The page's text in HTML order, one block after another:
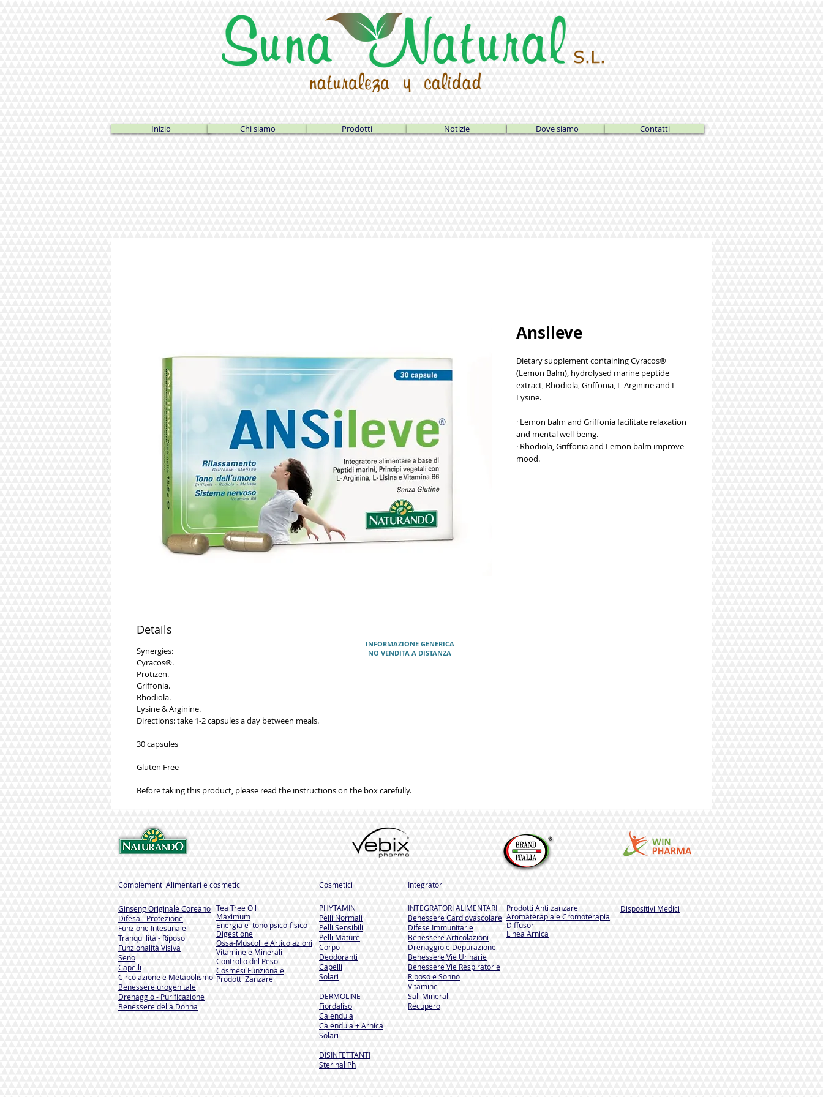
Inizio Chi siamo Prodotti Notizie Dove siamo Contatti
Ansileve
Dietary supplement containing Cyracos®
(Lemon Balm), hydrolysed marine peptide
extract, Rhodiola, Griffonia, L-Arginine and L-
Lysine.
· Lemon balm and Griffonia facilitate relaxation
and mental well-being.
· Rhodiola, Griffonia and Lemon balm improve
mood.
Details
Synergies:
Cyracos®.
Protizen.
Griffonia.
Rhodiola.
Lysine & Arginine.
Directions: take 1-2 capsules a day between meals.
30 capsules
Gluten Free
Before taking this product, please read the instructions on the box carefully.
INFORMAZIONE GENERICA
NO VENDITA A DISTANZA
Complementi Alimentari e cosmetici
Ginseng Originale Coreano
Difesa - Protezione
Funzione Intestinale
Tranquillità - Riposo
Funzionalità Visiva
Seno
Capelli
Circolazione e Metabolismo
Benessere urogenitale
Drenaggio - Purificazione
Benessere della Donna
Tea Tree Oil
Maximum
Energia e tono psico-fisico
Digestione
Ossa-Muscoli e Articolazioni
Vitamine e Minerali
Controllo del Peso
Cosmesi Funzionale
Prodotti Zanzare
Cosmetici Integratori
PHYTAMIN
Pelli Normali
Pelli Sensibili
Pelli Mature
Corpo
Deodoranti
Capelli
Solari
DERMOLINE
Fiordaliso
Calendula
Calendula + Arnica
Solari
DISINFETTANTI
Sterinal Ph​
INTEGRATORI ALIMENTARI
Benessere Cardiovascolare
Difese Immunitarie
Benessere Articolazioni
Drenaggio e Depurazione
Benessere Vie Urinarie
Benessere Vie Respiratorie
Riposo e Sonno
Vitamine
Sali Minerali
Recupero
Prodotti Anti zanzare
Aromaterapia e Cromoterapia
Diffusori
Linea Arnica
Dispositivi Medici